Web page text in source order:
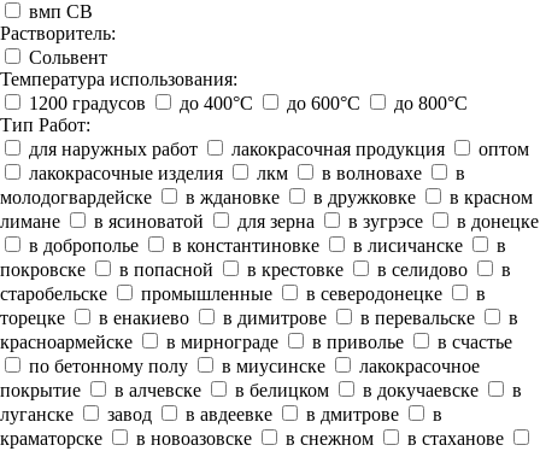
вмп СВ
Растворитель:
Сольвент
Температура использования:
1200 градусов
до 400°C до 600°C
до 800°C
Тип Работ:
для наружных работ
лакокрасочная продукция
оптом
лакокрасочные изделия
лкм в волновахе
в
молодогвардейске
в ждановке в дружковке
в красном
лимане
в ясиноватой для зерна в зугрэсе
в донецке
в доброполье
в константиновке в лисичанске
в
покровске
в попасной в крестовке в селидово
в
старобельске
промышленные в северодонецке
в
торецке
в енакиево в димитрове в перевальске
в
красноармейске
в мирнограде в приволье
в счастье
по бетонному полу
в миусинске
лакокрасочное
покрытие
в алчевске в белицком в докучаевске
в
луганске
завод в авдеевке в дмитрове
в
краматорске
в новоазовске в снежном
в стаханове